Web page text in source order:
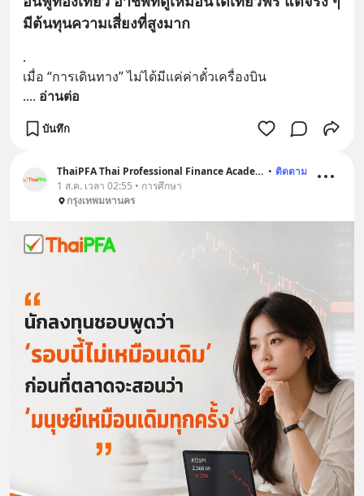
มีต้นทุนความเสี่ยงที่สูงมาก
.
เมื่อ “การเดินทาง” ไม่ได้มีแค่ค่าตั๋วเครื่องบิน
.... อ่านต่อ
บันทึก
ThaiPFA Thai Professional Finance Academy • ติดตาม
1 ส.ค. เวลา 02:55 • การศึกษา
กรุงเทพมหานคร